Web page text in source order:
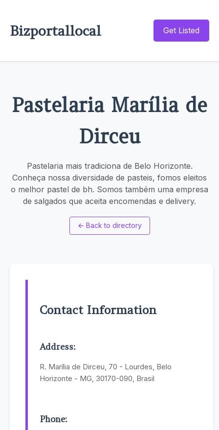
Bizportallocal Get Listed
Pastelaria Marília de
Dirceu
Pastelaria mais tradiciona de Belo Horizonte.
Conheça nossa diversidade de pasteis, fomos eleitos
o melhor pastel de bh. Somos também uma empresa
de salgados que aceita encomendas e delivery.
← Back to directory
Contact Information
Address:
R. Marília de Dirceu, 70 - Lourdes, Belo
Horizonte - MG, 30170-090, Brasil
Phone: